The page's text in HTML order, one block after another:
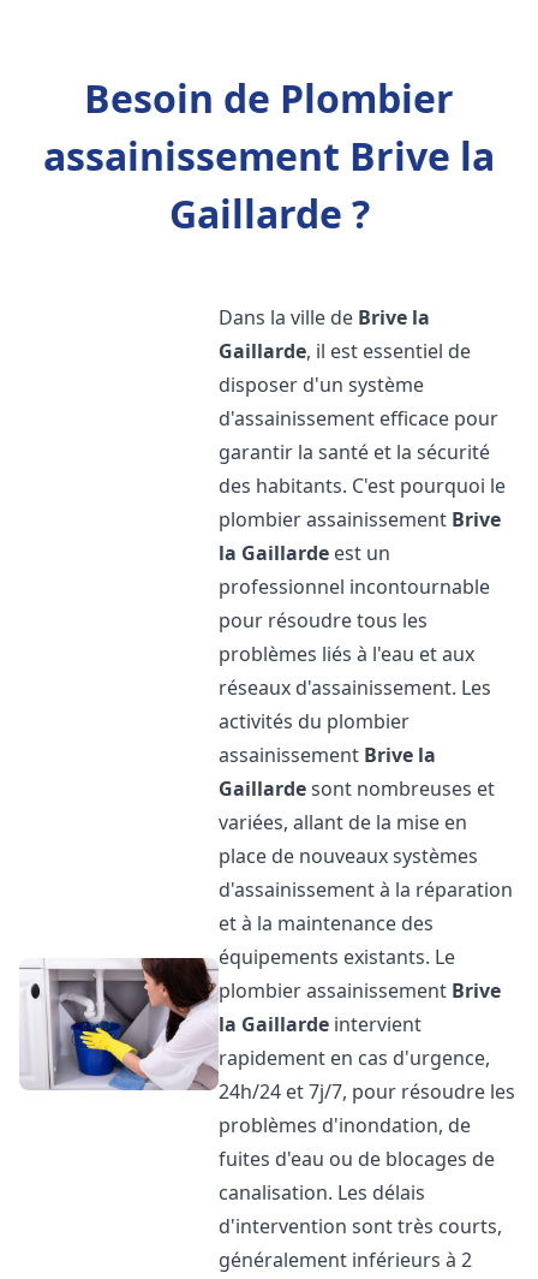
Besoin de Plombier
assainissement Brive la
Gaillarde ?
Dans la ville de Brive la
Gaillarde, il est essentiel de
disposer d'un système
d'assainissement efficace pour
garantir la santé et la sécurité
des habitants. C'est pourquoi le
plombier assainissement Brive
la Gaillarde est un
professionnel incontournable
pour résoudre tous les
problèmes liés à l'eau et aux
réseaux d'assainissement. Les
activités du plombier
assainissement Brive la
Gaillardesont nombreuses et
variées, allant de la mise en
place de nouveaux systèmes
d'assainissement à la réparation
et à la maintenance des
équipements existants. Le
plombier assainissement Brive
la Gaillarde intervient
rapidement en cas d'urgence,
24h/24 et 7j/7, pour résoudre les
problèmes d'inondation, de
fuites d'eau ou de blocages de
canalisation. Les délais
d'intervention sont très courts,
généralement inférieurs à 2